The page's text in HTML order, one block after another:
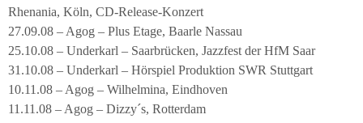
Rhenania, Köln, CD-Release-Konzert
27.09.08 – Agog – Plus Etage, Baarle Nassau
25.10.08 – Underkarl – Saarbrücken, Jazzfest der HfM Saar
31.10.08 – Underkarl – Hörspiel Produktion SWR Stuttgart
10.11.08 – Agog – Wilhelmina, Eindhoven
11.11.08 – Agog – Dizzy´s, Rotterdam